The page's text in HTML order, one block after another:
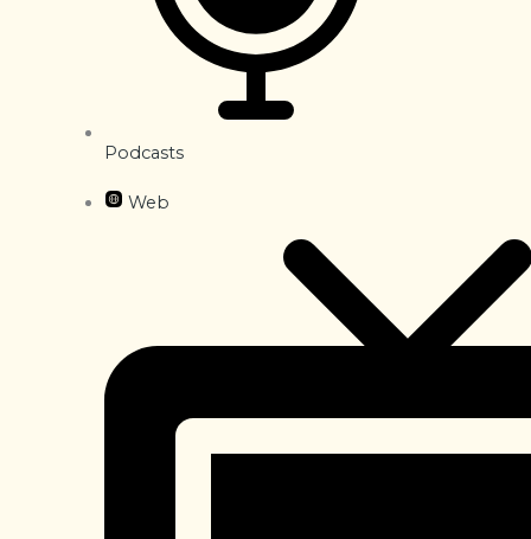
Podcasts
Web